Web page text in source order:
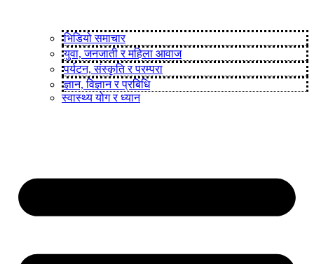
भिडियो समाचार
युवा, जनजाती र महिला आवाज
पर्यटन, संस्कृति र परम्परा
ज्ञान, विज्ञान र प्रबिधि
स्वास्थ्य योग र ध्यान